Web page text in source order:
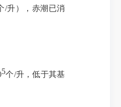
/升），赤潮已消
5个/升，低于其基